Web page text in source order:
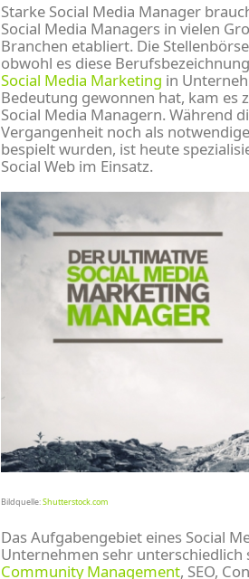
Starke Social Media Manager
Social Media Managers in vielen
Branchen etabliert. Die
obwohl es diese
Social Media Marketing in
Bedeutung gewonnen hat, kam es
Social Media Managern. Während
Vergangenheit noch als
bespielt wurden, ist heute
Social Web im Einsatz.
Bildquelle:Shutterstock.com
Das Aufgabengebiet eines Social
Unternehmen sehr
Community Management, SEO,